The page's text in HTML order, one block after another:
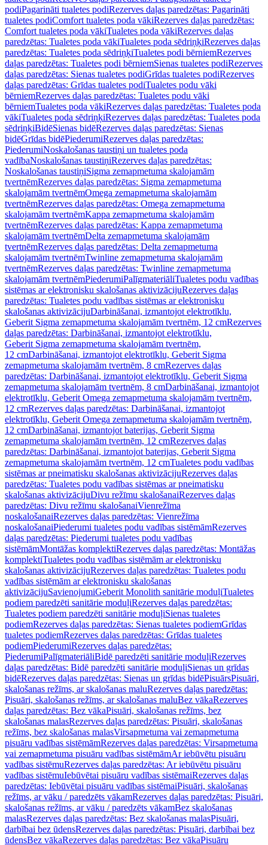
podiPagarināti tualetes podiRezerves daļas paredzētas: Pagarināti
tualetes podiComfort tualetes poda vākiRezerves daļas paredzētas:
Comfort tualetes poda vākiTualetes poda vākiRezerves daļas
paredzētas: Tualetes poda vākiTualetes poda sēdriņķiRezerves daļas
paredzētas: Tualetes poda sēdriņķiTualetes podi bērniemRezerves
daļas paredzētas: Tualetes podi bērniemSienas tualetes podiRezerves
daļas paredzētas: Sienas tualetes podiGrīdas tualetes podiRezerves
daļas paredzētas: Grīdas tualetes podiTualetes podu vāki
bērniemRezerves daļas paredzētas: Tualetes podu vāki
bērniemTualetes poda vākiRezerves daļas paredzētas: Tualetes poda
vākiTualetes poda sēdriņķiRezerves daļas paredzētas: Tualetes poda
sēdriņķiBidēSienas bidēRezerves daļas paredzētas: Sienas
bidēGrīdas bidēPiederumiRezerves daļas paredzētas:
PiederumiNoskalošanas taustiņi un tualetes poda
vadībaNoskalošanas taustiņiRezerves daļas paredzētas:
Noskalošanas taustiņiSigma zemapmetuma skalojamām
tvertnēmRezerves daļas paredzētas: Sigma zemapmetuma
skalojamām tvertnēmOmega zemapmetuma skalojamām
tvertnēmRezerves daļas paredzētas: Omega zemapmetuma
skalojamām tvertnēmKappa zemapmetuma skalojamām
tvertnēmRezerves daļas paredzētas: Kappa zemapmetuma
skalojamām tvertnēmDelta zemapmetuma skalojamām
tvertnēmRezerves daļas paredzētas: Delta zemapmetuma
skalojamām tvertnēmTwinline zemapmetuma skalojamām
tvertnēmRezerves daļas paredzētas: Twinline zemapmetuma
skalojamām tvertnēmPiederumiPalīgmateriāliTualetes podu vadības
sistēmas ar elektronisku skalošanas aktivizācijuRezerves daļas
paredzētas: Tualetes podu vadības sistēmas ar elektronisku
skalošanas aktivizācijuDarbināšanai, izmantojot elektrotīklu,
Geberit Sigma zemapmetuma skalojamām tvertnēm, 12 cmRezerves
daļas paredzētas: Darbināšanai, izmantojot elektrotīklu,
Geberit Sigma zemapmetuma skalojamām tvertnēm,
12 cmDarbināšanai, izmantojot elektrotīklu, Geberit Sigma
zemapmetuma skalojamām tvertnēm, 8 cmRezerves daļas
paredzētas: Darbināšanai, izmantojot elektrotīklu, Geberit Sigma
zemapmetuma skalojamām tvertnēm, 8 cmDarbināšanai, izmantojot
elektrotīklu, Geberit Omega zemapmetuma skalojamām tvertnēm,
12 cmRezerves daļas paredzētas: Darbināšanai, izmantojot
elektrotīklu, Geberit Omega zemapmetuma skalojamām tvertnēm,
12 cmDarbināšanai, izmantojot baterijas, Geberit Sigma
zemapmetuma skalojamām tvertnēm, 12 cmRezerves daļas
paredzētas: Darbināšanai, izmantojot baterijas, Geberit Sigma
zemapmetuma skalojamām tvertnēm, 12 cmTualetes podu vadības
sistēmas ar pneimatisku skalošanas aktivizācijuRezerves daļas
paredzētas: Tualetes podu vadības sistēmas ar pneimatisku
skalošanas aktivizācijuDivu režīmu skalošanaiRezerves daļas
paredzētas: Divu režīmu skalošanaiVienrežīma
noskalošanaiRezerves daļas paredzētas: Vienrežīma
noskalošanaiPiederumi tualetes podu vadības sistēmāmRezerves
daļas paredzētas: Piederumi tualetes podu vadības
sistēmāmMontāžas komplektiRezerves daļas paredzētas: Montāžas
komplektiTualetes podu vadības sistēmām ar elektronisku
skalošanas aktivizācijuRezerves daļas paredzētas: Tualetes podu
vadības sistēmām ar elektronisku skalošanas
aktivizācijuSavienojumiGeberit Monolith sanitārie moduļiTualetes
podiem paredzēti sanitārie moduļiRezerves daļas paredzētas:
Tualetes podiem paredzēti sanitārie moduļiSienas tualetes
podiemRezerves daļas paredzētas: Sienas tualetes podiemGrīdas
tualetes podiemRezerves daļas paredzētas: Grīdas tualetes
podiemPiederumiRezerves daļas paredzētas:
PiederumiPalīgmateriāliBidē paredzēti sanitārie moduļiRezerves
daļas paredzētas: Bidē paredzēti sanitārie moduļiSienas un grīdas
bidēRezerves daļas paredzētas: Sienas un grīdas bidēPisuārsPisuāri,
skalošanas režīms, ar skalošanas maluRezerves daļas paredzētas:
Pisuāri, skalošanas režīms, ar skalošanas maluBez vākaRezerves
daļas paredzētas: Bez vākaPisuāri, skalošanas režīms, bez
skalošanas malasRezerves daļas paredzētas: Pisuāri, skalošanas
režīms, bez skalošanas malasVirsapmetuma vai zemapmetuma
pisuāru vadības sistēmāmRezerves daļas paredzētas: Virsapmetuma
vai zemapmetuma pisuāru vadības sistēmāmAr iebūvētu pisuāru
vadības sistēmuRezerves daļas paredzētas: Ar iebūvētu pisuāru
vadības sistēmuIebūvētai pisuāru vadības sistēmaiRezerves daļas
paredzētas: Iebūvētai pisuāru vadības sistēmaiPisuāri, skalošanas
režīms, ar vāku / paredzēts vākamRezerves daļas paredzētas: Pisuāri,
skalošanas režīms, ar vāku / paredzēts vākamBez skalošanas
malasRezerves daļas paredzētas: Bez skalošanas malasPisuāri,
darbībai bez ūdensRezerves daļas paredzētas: Pisuāri, darbībai bez
ūdensBez vākaRezerves daļas paredzētas: Bez vākaPisuāru